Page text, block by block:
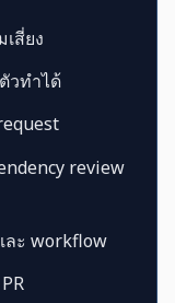
สี่ยง
วทำได้
review
ะ workflow